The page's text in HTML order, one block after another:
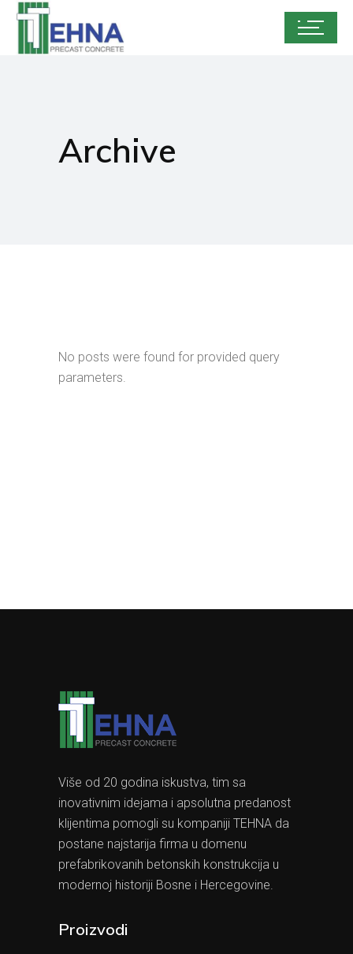
Archive
No posts were found for provided query
parameters.
Više od 20 godina iskustva, tim sa
inovativnim idejama i apsolutna predanost
klijentima pomogli su kompaniji TEHNA da
postane najstarija firma u domenu
prefabrikovanih betonskih konstrukcija u
modernoj historiji Bosne i Hercegovine.
Proizvodi